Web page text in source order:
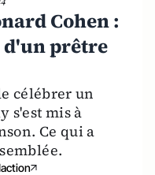
Cohen :
prêtre
célébrer un
s'est mis à
Ce qui a